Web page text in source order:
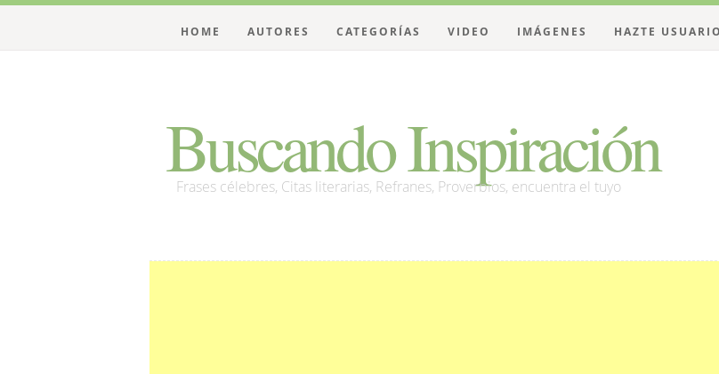
Buscando Inspiración
Frases célebres, Citas literarias, Refranes, Proverbios, encuentra el tuyo
HOME AUTORES CATEGORÍAS VIDEO IMÁGENES HAZTE USUARIO